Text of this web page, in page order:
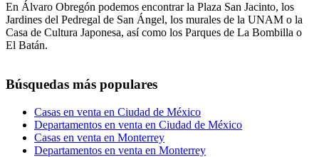
En Álvaro Obregón podemos encontrar la Plaza San Jacinto, los
Jardines del Pedregal de San Ángel, los murales de la UNAM o la
Casa de Cultura Japonesa, así como los Parques de La Bombilla o
El Batán.
Búsquedas más populares
Casas en venta en Ciudad de México
Departamentos en venta en Ciudad de México
Casas en venta en Monterrey
Departamentos en venta en Monterrey